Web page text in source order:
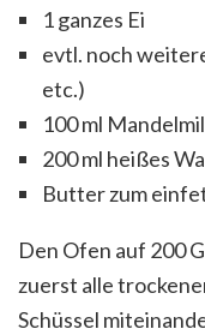
1 ganzes Ei
evtl. noch
etc.)
100 ml
200 ml heißes
Butter zum
Den Ofen auf 200
zuerst alle
Schüssel